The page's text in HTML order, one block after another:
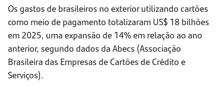
Os gastos de brasileiros no exterior utilizando cartões
como meio de pagamento totalizaram US$ 18 bilhões
em 2025, uma expansão de 14% em relação ao ano
anterior, segundo dados da Abecs (Associação
Brasileira das Empresas de Cartões de Crédito e
Serviços).